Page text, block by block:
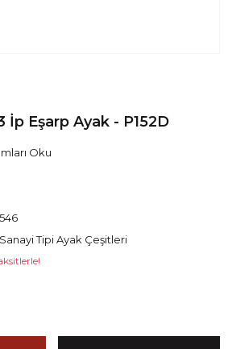
İp Eşarp Ayak - P152D
Oku
546
Sanayi Tipi Ayak Çeşitleri